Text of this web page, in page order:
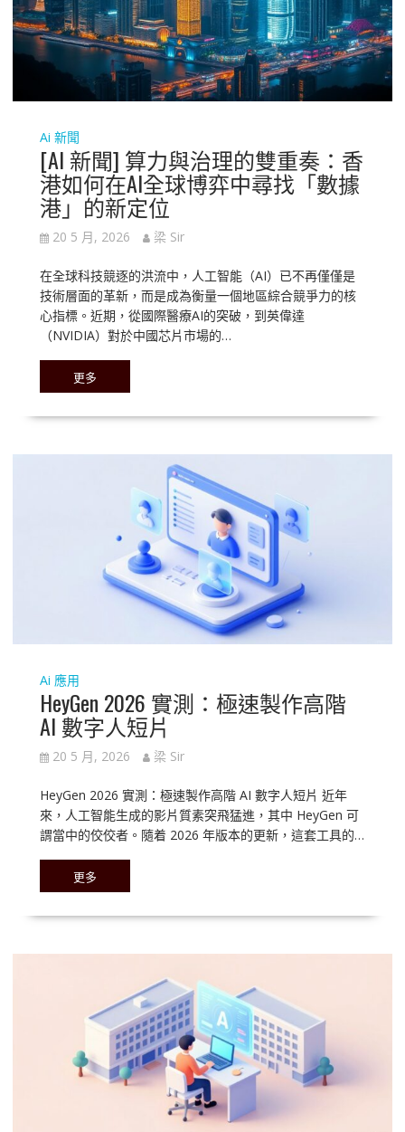
Ai 新聞
[AI 新聞] 算力與治理的雙重奏：香
港如何在AI全球博弈中尋找「數據
港」的新定位
20 5 月, 2026 梁 Sir
在全球科技競逐的洪流中，人工智能（AI）已不再僅僅是
技術層面的革新，而是成為衡量一個地區綜合競爭力的核
心指標。近期，從國際醫療AI的突破，到英偉達
（NVIDIA）對於中國芯片市場的…
更多
Ai 應用
HeyGen 2026 實測：極速製作高階
AI 數字人短片
20 5 月, 2026 梁 Sir
HeyGen 2026 實測：極速製作高階 AI 數字人短片 近年
來，人工智能生成的影片質素突飛猛進，其中 HeyGen 可
謂當中的佼佼者。隨着 2026 年版本的更新，這套工具的…
更多